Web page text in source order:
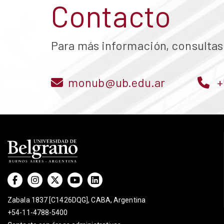
Contacto
Para más información,
monub@ub.edu.ar
Zabala 1837 [C1426DQG], CABA, Argentina
+54-11-4788-5400